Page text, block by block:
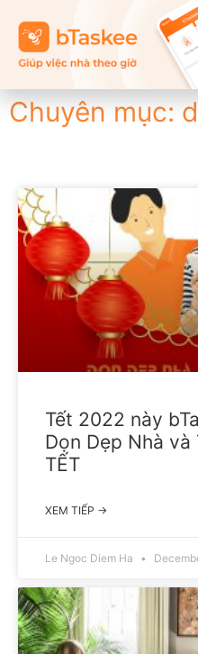
Chuyên mục:
Tết 2022 này
Dọn Dẹp Nhà và
TẾT
XEM TIẾP →
Le Ngoc Diem Ha